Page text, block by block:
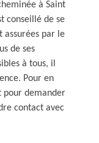
à Saint
conseillé de se
assurées par le
de ses
à tous, il
Pour en
pour demander
contact avec